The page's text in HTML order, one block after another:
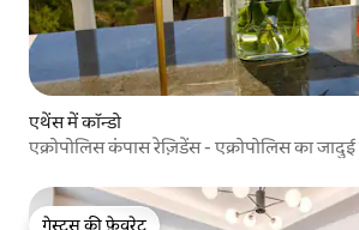
एथेंस में कॉन्डो
एक्रोपोलिस कंपास रेज़िडेंस - एक्रोपोलिस का जादुई
गेस्ट्स की फ़ेवरेट